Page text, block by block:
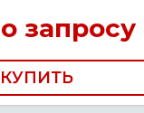
запросу
КУПИТЬ